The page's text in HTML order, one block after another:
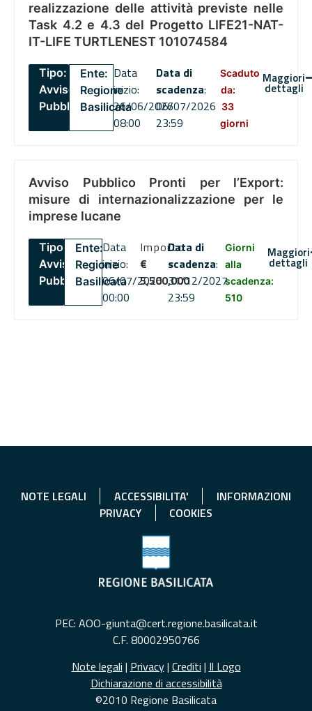
realizzazione delle attività previste nelle
Task 4.2 e 4.3 del Progetto LIFE21-NAT-
IT-LIFE TURTLENEST 101074584
Tipo:
Avviso
Pubblico
Ente:
Regione
Basilicata
Data
inizio:
26/06/2026
08:00
Data di
scadenza:
06/07/2026
23:59
Scaduto
da:
33
giorni
Maggiori
dettagli
Avviso Pubblico Pronti per l’Export:
misure di internazionalizzazione per le
imprese lucane
Tipo:
Avviso
Pubblico
Ente:
Regione
Basilicata
Data
inizio:
06/07/2026
00:00
Importo
€
5,500,000
Data di
scadenza:
31/12/2027
23:59
Giorni
alla
scadenza:
510
Maggiori
dettagli
NOTE LEGALI ACCESSIBILITA'
INFORMAZIONI
PRIVACY
COOKIES
PEC: AOO-giunta@cert.regione.basilicata.it
C.F. 80002950766
Note legali | Privacy| Crediti | Il Logo
Dichiarazione di accessibilità
©2010 Regione Basilicata